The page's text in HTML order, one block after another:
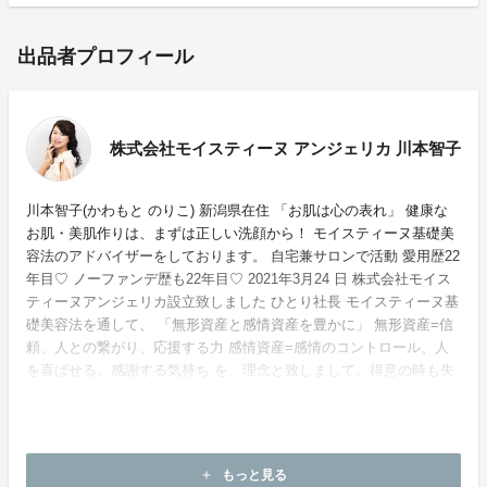
出品者プロフィール
株式会社モイスティーヌ アンジェリカ 川本智子
川本智子(かわもと のりこ) 新潟県在住 「お肌は心の表れ」 健康な
お肌・美肌作りは、まずは正しい洗顔から！ モイスティーヌ基礎美
容法のアドバイザーをしております。 自宅兼サロンで活動 愛用歴22
年目♡ ノーファンデ歴も22年目♡ 2021年3月24 日 株式会社モイス
ティーヌアンジェリカ設立致しました ひとり社長 モイスティーヌ基
礎美容法を通して、 「無形資産と感情資産を豊かに」 無形資産=信
頼、人との繋がり、応援する力 感情資産=感情のコントロール、人
を喜ばせる、感謝する気持ち を、理念と致しまして、得意の時も失
add もっと見る